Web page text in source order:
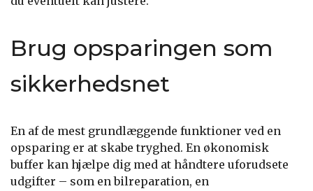
Brug opsparingen som
sikkerhedsnet
En af de mest grundlæggende funktioner ved en
opsparing er at skabe tryghed. En økonomisk
buffer kan hjælpe dig med at håndtere uforudsete
udgifter – som en bilreparation, en